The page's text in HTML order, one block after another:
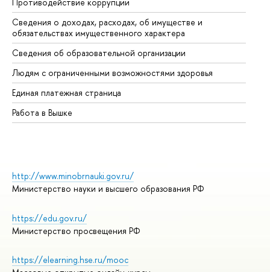
Сведения о доходах, расходах, об имуществе и
обязательствах имущественного характера
Сведения об образовательной организации
Людям с ограниченными возможностями здоровья
Единая платежная страница
Работа в Вышке
http://www.minobrnauki.gov.ru/
Министерство науки и высшего образования РФ
https://edu.gov.ru/
Министерство просвещения РФ
https://elearning.hse.ru/mooc